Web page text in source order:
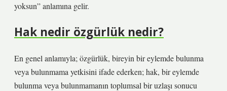
yoksun” anlamına gelir.
Hak nedir özgürlük nedir?
En genel anlamıyla; özgürlük, bireyin bir eylemde bulunma
veya bulunmama yetkisini ifade ederken; hak, bir eylemde
bulunma veya bulunmamanın toplumsal bir uzlaşı sonucu